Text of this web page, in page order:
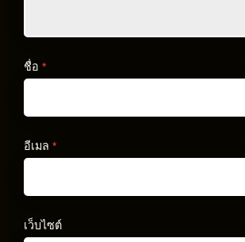
ชื่อ *
อีเมล *
เว็บไซต์